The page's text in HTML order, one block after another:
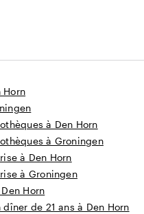
Horn
à Den Horn
à Groningen
à Den Horn
à Groningen
Horn
dîner de 21 ans à Den Horn